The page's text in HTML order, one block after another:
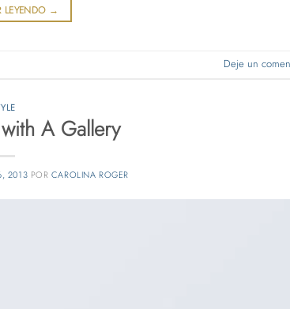
LEYENDO →
Deje un
A Gallery
2013 POR CAROLINA ROGER